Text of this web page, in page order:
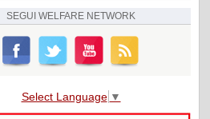
SEGUI WELFARE NETWORK
Select Language ▼